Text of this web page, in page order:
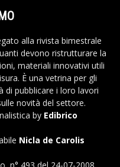
alla rivista bimestrale
devono ristrutturare la
materiali innovativi utili
È una vetrina per gli
di pubblicare i loro lavori
novità del settore.
by Edibrico
Nicla de Carolis